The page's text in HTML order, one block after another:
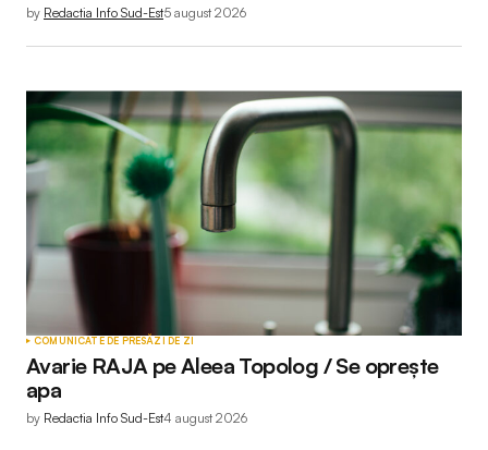
by Redactia Info Sud-Est5 august 2026
COMUNICATE DE PRESĂZI DE ZI
Avarie RAJA pe Aleea Topolog / Se oprește
apa
by Redactia Info Sud-Est4 august 2026